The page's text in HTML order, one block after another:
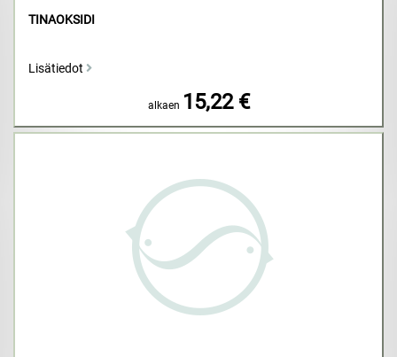
TINAOKSIDI
Lisätiedot
alkaen 15,22 €